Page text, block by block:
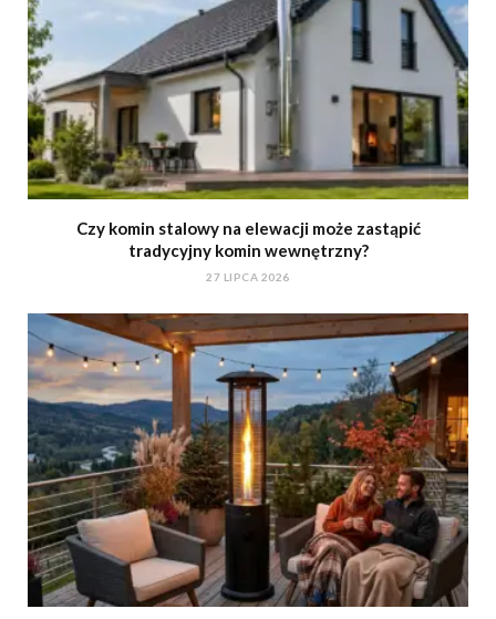
Czy komin stalowy na elewacji może zastąpić
tradycyjny komin wewnętrzny?
27 LIPCA 2026